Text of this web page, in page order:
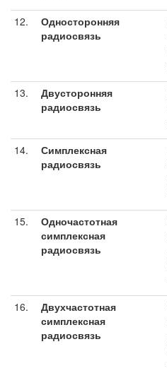
12.
Односторонняя
радиосвязь
13.
Двусторонняя
радиосвязь
14.
Симплексная
радиосвязь
15.
Одночастотная
симплексная
радиосвязь
16.
Двухчастотная
симплексная
радиосвязь